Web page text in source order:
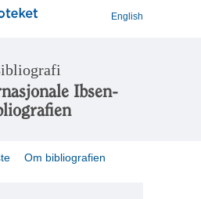
English
Ibsen-
Om bibliografien